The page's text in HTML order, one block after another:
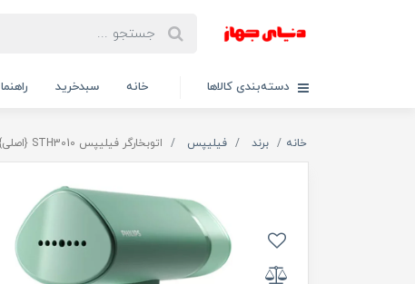
دسته‌بندی کالاها خانه سبدخرید راهنما
خانه برند فیلیپس اتوبخارگر فیلیپس STH3010 {اصلی}